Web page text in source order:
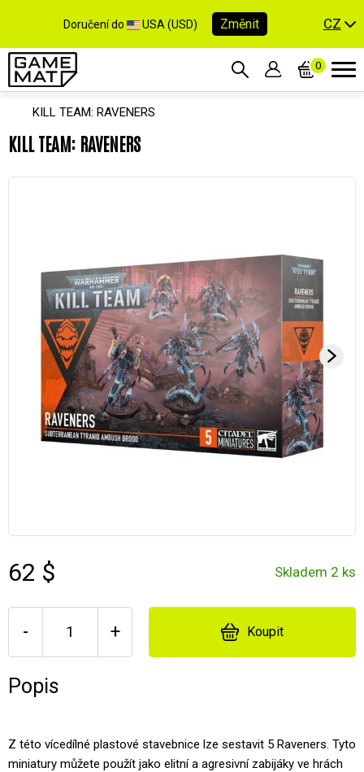
Doručení do USA (USD) Změnit CZ
0
KILL TEAM: RAVENERS
KILL TEAM: RAVENERS
62 $ Skladem 2 ks
- + Koupit
Popis
Z této vícedílné plastové stavebnice lze sestavit 5 Raveners. Tyto
miniatury můžete použít jako elitní a agresivní zabijáky ve hrách